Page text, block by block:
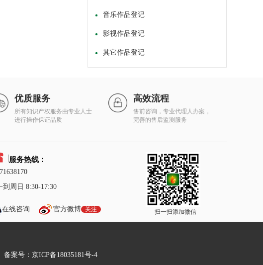
音乐作品登记
影视作品登记
其它作品登记
优质服务
所有知识产权服务由专业人士
进行操作保证品质
高效流程
售前咨询，专业代理人办案，
完善的售后监测服务
服务热线：
到周日 8:30-17:30
在线咨询 官方微博 关注 扫一扫添加微信
备案号：京ICP备18035181号-4